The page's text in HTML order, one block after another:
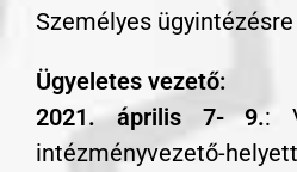
Személyes
Ügyeletes vezető:
2021.április 7- 9.:
intézményvezető-